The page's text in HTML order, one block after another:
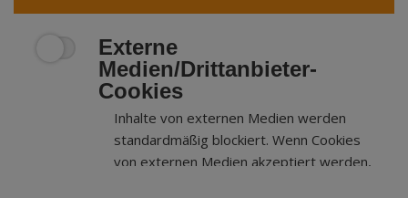
Externe
Medien/Drittanbieter-
Cookies
Inhalte von externen Medien werden
standardmäßig blockiert. Wenn Cookies
von externen Medien akzeptiert werden,